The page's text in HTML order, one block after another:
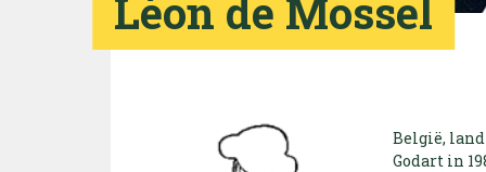
Léon de Mossel
België,
Godart in